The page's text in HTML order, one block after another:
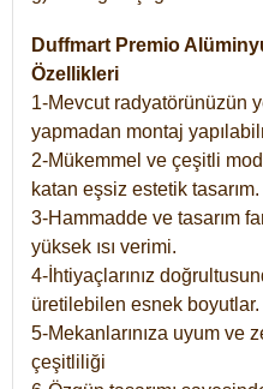
Duffmart Premio
Özellikleri
1-Mevcut radyatörünüzün
yapmadan montaj
2-Mükemmel ve çeşitli
katan eşsiz estetik tasarım.
3-Hammadde ve tasarım
yüksek ısı verimi.
4-İhtiyaçlarınız
üretilebilen esnek boyutlar.
5-Mekanlarınıza uyum ve
çeşitliliği